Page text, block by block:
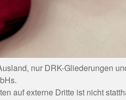
nur DRK-Gliederungen
auf externe Dritte ist nicht